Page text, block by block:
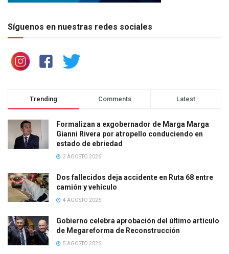
Síguenos en nuestras redes sociales
Trending Comments Latest
Formalizan a exgobernador de Marga Marga
Gianni Rivera por atropello conduciendo en
estado de ebriedad
2 AGOSTO 2026
Dos fallecidos deja accidente en Ruta 68 entre
camión y vehículo
4 AGOSTO 2026
Gobierno celebra aprobación del último artículo
de Megareforma de Reconstrucción
5 AGOSTO 2026